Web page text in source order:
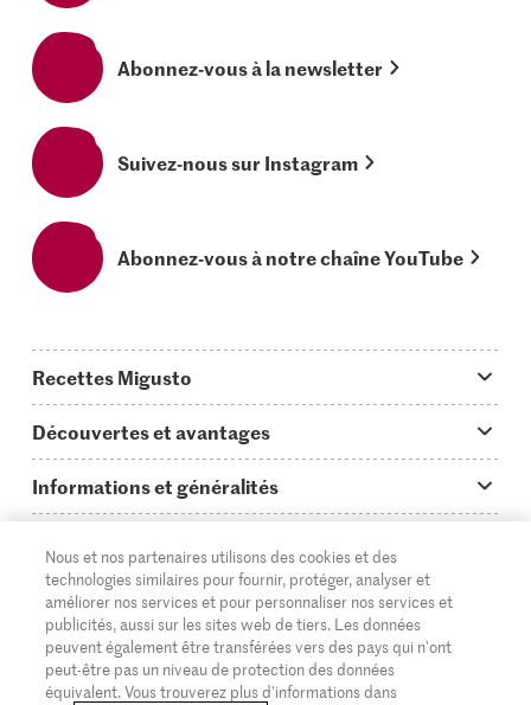
Abonnez-vous à la newsletter
Suivez-nous sur Instagram
Abonnez-vous à notre chaîne YouTube
Recettes Migusto
Idées de menus
Plats principaux
Simple & vite prêt
Apéritif
Préparations au four
Découvertes et avantages
On en parle...
Tutoriels
Glossaire des ingrédients
Login Migusto
Informations et généralités
Questions concernant Migusto
Cuisiner avec Migusto
Service clientèle & contact
Publicité
Supermarché
Migros Online
À propos de Migros
DE FR IT
Nous et nos partenaires utilisons des cookies et des
technologies similaires pour fournir, protéger, analyser et
améliorer nos services et pour personnaliser nos services et
publicités, aussi sur les sites web de tiers. Les données
peuvent également être transférées vers des pays qui n'ont
peut-être pas un niveau de protection des données
équivalent. Vous trouverez plus d'informations dans